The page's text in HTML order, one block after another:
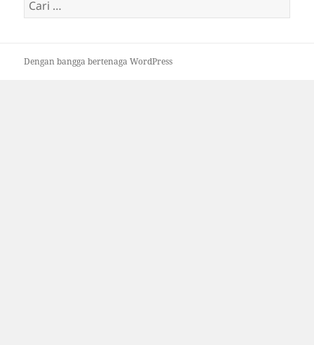
untuk:
Dengan bangga bertenaga WordPress